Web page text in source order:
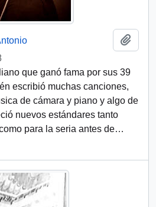
que ganó fama por sus 39
escribió muchas canciones,
de cámara y piano y algo de
nuevos estándares tanto
para la seria antes de…